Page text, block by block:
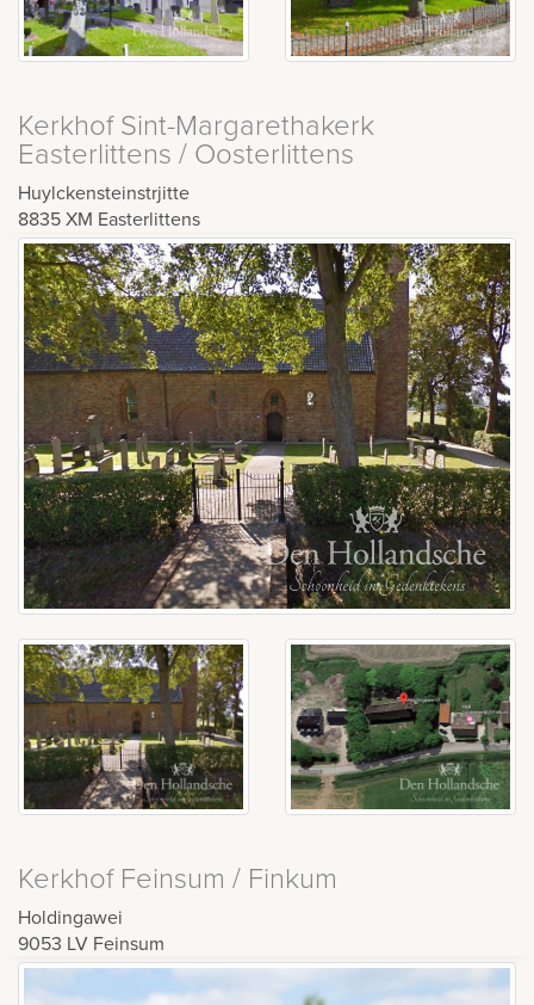
Kerkhof Sint-Margarethakerk
Easterlittens / Oosterlittens
Huylckensteinstrjitte
8835 XM Easterlittens
Kerkhof Feinsum / Finkum
Holdingawei
9053 LV Feinsum